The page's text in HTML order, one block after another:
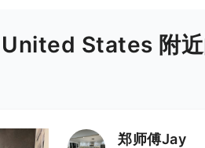
States 附近
郑师傅Jay